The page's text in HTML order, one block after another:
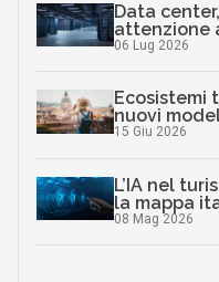
Data
attenzione
06 Lug 2026
Ecosistemi
nuovi
15 Giu 2026
L’IA nel
la mappa
08 Mag 2026